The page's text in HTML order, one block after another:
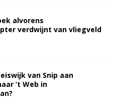
alvorens
verdwijnt van vliegveld
van Snip aan
’t Web in